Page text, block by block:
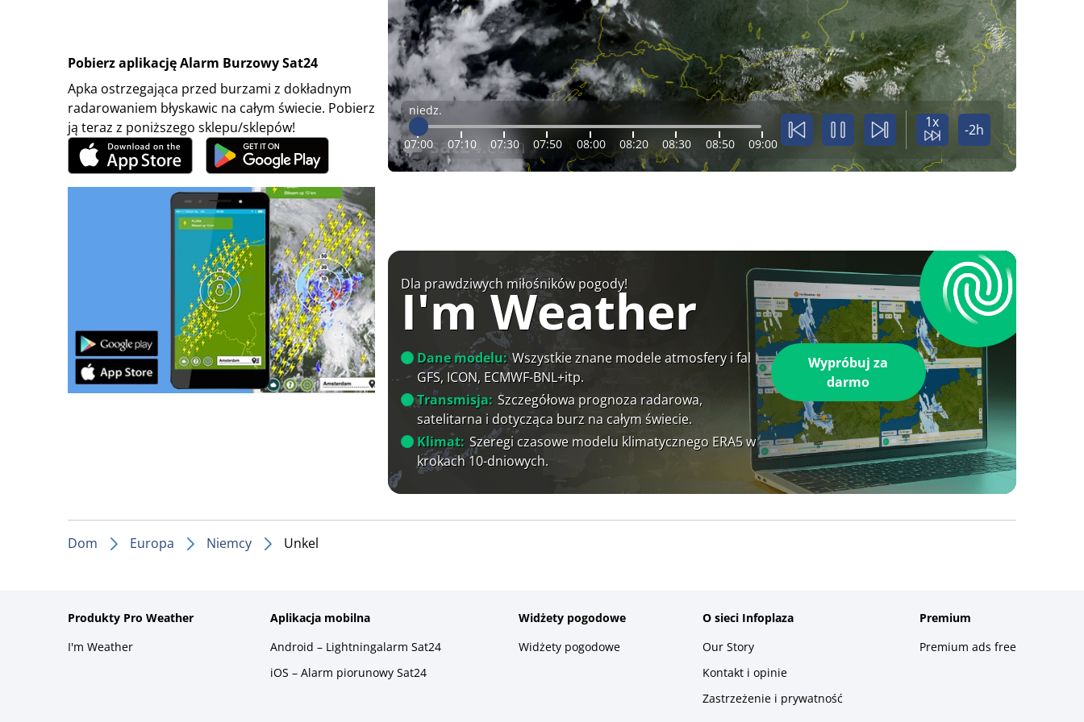
Pobierz aplikację Alarm Burzowy Sat24
Apka ostrzegająca przed burzami z dokładnym
radarowaniem błyskawic na całym świecie. Pobierz
ją teraz z poniższego sklepu/sklepów!
niedz.
07:00 07:10 07:30 07:50 08:00 08:20 08:30 08:50 09:00
1x -2h
Dla prawdziwych miłośników pogody!
I'm Weather
Dane modelu: Wszystkie znane modele atmosfery i fal
GFS, ICON, ECMWF-BNL+itp.
Transmisja: Szczegółowa prognoza radarowa,
satelitarna i dotycząca burz na całym świecie.
Klimat: Szeregi czasowe modelu klimatycznego ERA5 w
krokach 10-dniowych.
Wypróbuj za
darmo
Dom Europa Niemcy Unkel
Produkty Pro Weather
I'm Weather
Aplikacja mobilna
Android – Lightningalarm Sat24
iOS – Alarm piorunowy Sat24
Widżety pogodowe
Widżety pogodowe
O sieci Infoplaza
Our Story
Kontakt i opinie
Zastrzeżenie i prywatność
Premium
Premium ads free